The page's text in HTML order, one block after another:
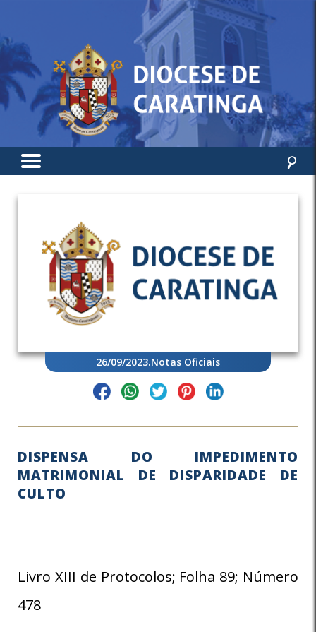
26/09/2023.Notas Oficiais
DISPENSA DO IMPEDIMENTO
MATRIMONIAL DE DISPARIDADE DE
CULTO
Livro XIII de Protocolos; Folha 89; Número
478